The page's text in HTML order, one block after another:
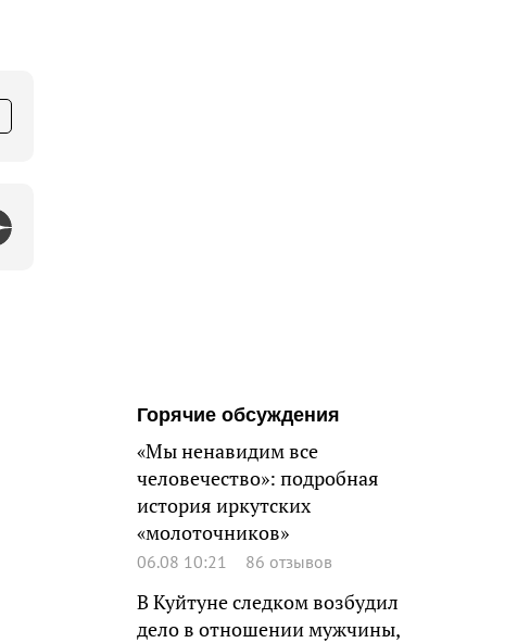
Горячие обсуждения
«Мы ненавидим все
человечество»: подробная
история иркутских
«молоточников»
06.08 10:21 86 отзывов
В Куйтуне следком возбудил
дело в отношении мужчины,